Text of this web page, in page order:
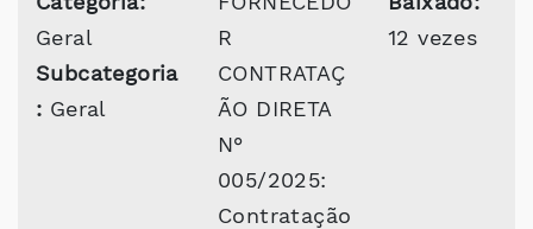
Geral
Subcategoria
: Geral
R
CONTRATAÇ
ÃO DIRETA
N°
005/2025:
Contratação
12 vezes